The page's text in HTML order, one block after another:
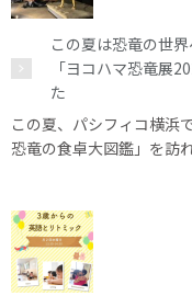
この夏は恐竜の世界
「ヨコハマ恐竜展
た
この夏、パシフィコ横浜
恐竜の食卓大図鑑」を訪